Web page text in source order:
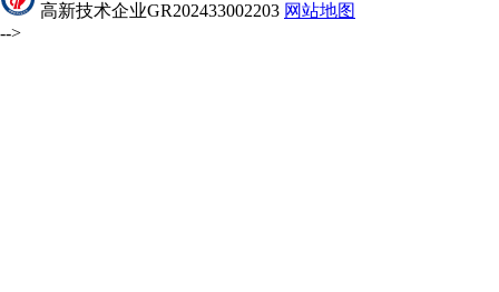
高新技术企业GR202433002203 网站地图
-->